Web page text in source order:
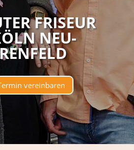
FRISEUR
NEU-
vereinbaren